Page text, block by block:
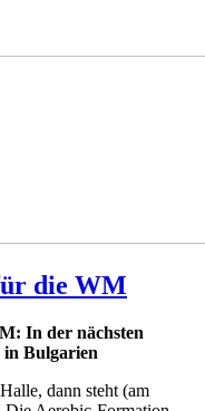
die WM
In der nächsten
in Bulgarien
dann steht (am